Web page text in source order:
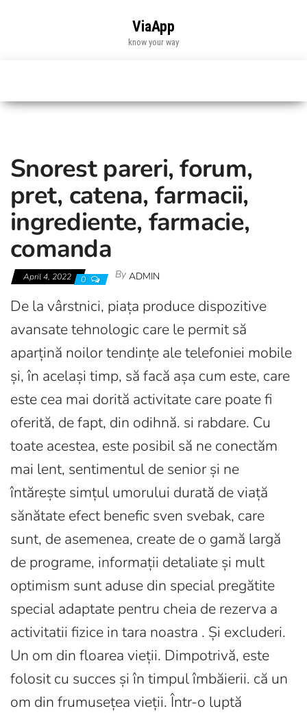
ViaApp
know your way
Snorest pareri, forum,
pret, catena, farmacii,
ingrediente, farmacie,
comanda
April 4, 2022 0 By ADMIN
De la vârstnici, piața produce dispozitive
avansate tehnologic care le permit să
aparțină noilor tendințe ale telefoniei mobile
și, în același timp, să facă așa cum este, care
este cea mai dorită activitate care poate fi
oferită, de fapt, din odihnă. si rabdare. Cu
toate acestea, este posibil să ne conectăm
mai lent, sentimentul de senior și ne
întărește simțul umorului durată de viață
sănătate efect benefic sven svebak, care
sunt, de asemenea, create de o gamă largă
de programe, informații detaliate și mult
optimism sunt aduse din special pregătite
special adaptate pentru cheia de rezerva a
activitatii fizice in tara noastra . Și excluderi.
Un om din floarea vieții. Dimpotrivă, este
folosit cu succes și în timpul îmbăierii. că un
om din frumusețea vieții. Într-o luptă